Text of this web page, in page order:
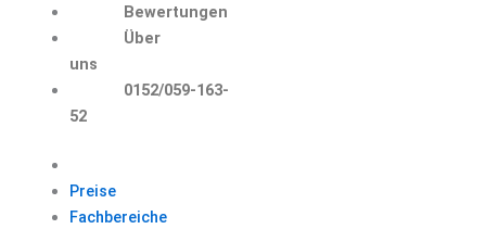
Bewertungen
Über
uns
0152/059-163-
52
Preise
Fachbereiche